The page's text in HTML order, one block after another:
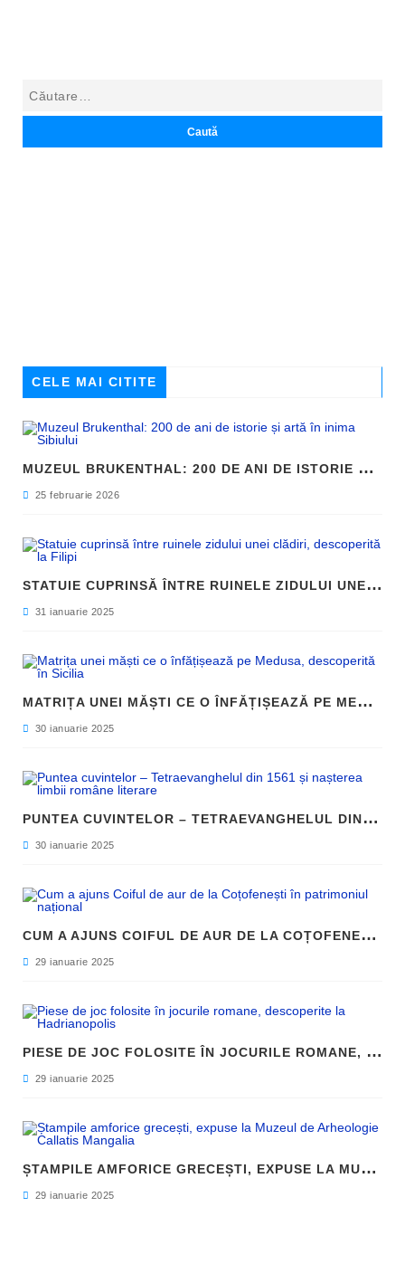
CELE MAI CITITE
M
UZEUL BRUKENTHAL: 200 DE ANI DE ISTORIE ȘI ARTĂ ÎN INIMA SIBIULUI
25 februarie 2026
S
TATUIE CUPRINSĂ ÎNTRE RUINELE ZIDULUI UNEI CLĂDIRI, DESCOPERITĂ LA FILIPI
31 ianuarie 2025
M
ATRIȚA UNEI MĂȘTI CE O ÎNFĂȚIȘEAZĂ PE MEDUSA, DESCOPERITĂ ÎN SICILIA
30 ianuarie 2025
P
UNTEA CUVINTELOR – TETRAEVANGHELUL DIN 1561 ȘI NAȘTEREA LIMBII ROMÂNE LITERARE
30 ianuarie 2025
C
UM A AJUNS COIFUL DE AUR DE LA COȚOFENEȘTI ÎN PATRIMONIUL NAȚIONAL
29 ianuarie 2025
P
IESE DE JOC FOLOSITE ÎN JOCURILE ROMANE, DESCOPERITE LA HADRIANOPOLIS
29 ianuarie 2025
Ș
TAMPILE AMFORICE GRECEȘTI, EXPUSE LA MUZEUL DE ARHEOLOGIE CALLATIS MANGALIA
29 ianuarie 2025